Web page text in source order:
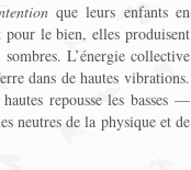
que leurs enfants en
le bien, elles produisent
L’énergie collective
dans de hautes vibrations.
repousse les basses —
neutres de la physique et de